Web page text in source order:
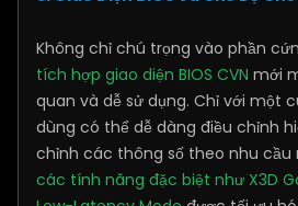
Không chỉ chú trọng vào phần
tích hợp giao diện BIOS CVN mới
quan và dễ sử dụng. Chỉ với một
dùng có thể dễ dàng điều chỉnh
chỉnh các thông số theo nhu cầu
các tính năng đặc biệt như X3D